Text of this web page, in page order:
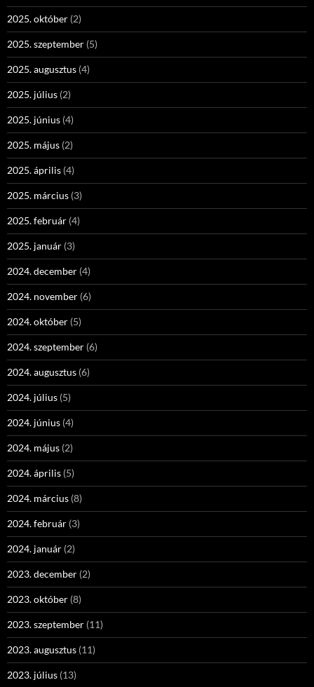
2025. október (2)
2025. szeptember (5)
2025. augusztus (4)
2025. július (2)
2025. június (4)
2025. május (2)
2025. április (4)
2025. március (3)
2025. február (4)
2025. január (3)
2024. december (4)
2024. november (6)
2024. október (5)
2024. szeptember (6)
2024. augusztus (6)
2024. július (5)
2024. június (4)
2024. május (2)
2024. április (5)
2024. március (8)
2024. február (3)
2024. január (2)
2023. december (2)
2023. október (8)
2023. szeptember (11)
2023. augusztus (11)
2023. július (13)